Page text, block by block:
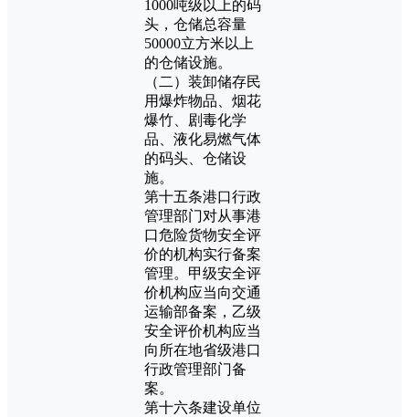
1000吨级以上的码
头，仓储总容量
50000立方米以上
的仓储设施。
（二）装卸储存民
用爆炸物品、烟花
爆竹、剧毒化学
品、液化易燃气体
的码头、仓储设
施。
第十五条港口行政
管理部门对从事港
口危险货物安全评
价的机构实行备案
管理。甲级安全评
价机构应当向交通
运输部备案，乙级
安全评价机构应当
向所在地省级港口
行政管理部门备
案。
第十六条建设单位